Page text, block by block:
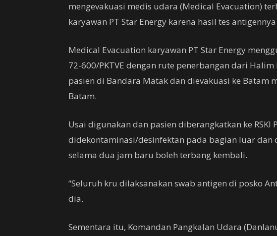
mengevakuasi medis udara (Medical Evacuation)
karyawan PT Star Energy karena hasil tes
Medical Evacuation karyawan PT Star Energy
72-600/PKTVE dengan rute penerbangan dari
pasien di Bandara Matak dan dievakuasi ke Batam
Batam.
Usai digunakan dan pasien diberangkatkan ke RSKI
didekontaminasi/desinfektan pada bagian luar dan
selama dua jam baru boleh terbang kembali.
“Seluruh kru dilaksanakan swab antigen di posko
dia.
Sementara itu, Komandan Pangkalan Udara